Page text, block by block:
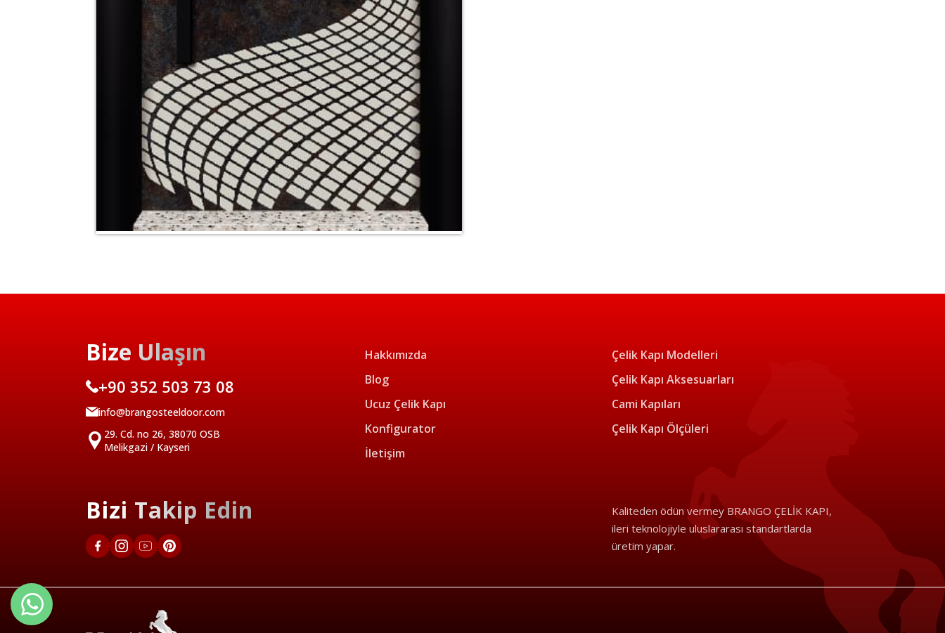
Bize Ulaşın
+90 352 503 73 08
info@brangosteeldoor.com
29. Cd. no 26, 38070 OSB
Melikgazi / Kayseri
Bizi Takip Edin
Hakkımızda
Blog
Ucuz Çelik Kapı
Konfigurator
İletişim
Çelik Kapı Modelleri
Çelik Kapı Aksesuarları
Cami Kapıları
Çelik Kapı Ölçüleri
Kaliteden ödün vermey BRANGO ÇELİK KAPI,
ileri teknolojiyle uluslararası standartlarda
üretim yapar.
Türkçe
English 1